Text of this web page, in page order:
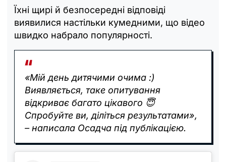
Їхні щирі й безпосередні відповіді
виявилися настільки кумедними, що відео
швидко набрало популярності.
«Мій день дитячими очима :)
Виявляється, таке опитування
відкриває багато цікавого 😇
Спробуйте ви, діліться результатами»,
– написала Осадча під публікацією.